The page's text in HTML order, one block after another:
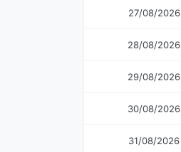
27/08/2026
28/08/2026
29/08/2026
30/08/2026
31/08/2026